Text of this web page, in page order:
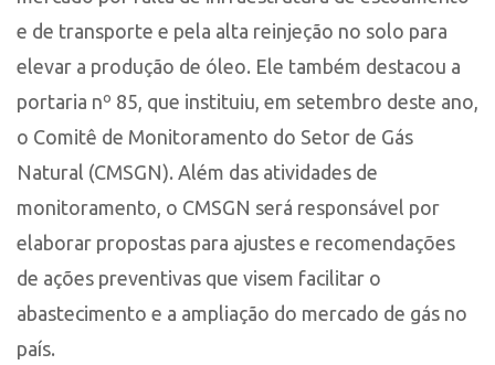
e de transporte e pela alta reinjeção no solo para
elevar a produção de óleo. Ele também destacou a
portaria nº 85, que instituiu, em setembro deste ano,
o Comitê de Monitoramento do Setor de Gás
Natural (CMSGN). Além das atividades de
monitoramento, o CMSGN será responsável por
elaborar propostas para ajustes e recomendações
de ações preventivas que visem facilitar o
abastecimento e a ampliação do mercado de gás no
país.